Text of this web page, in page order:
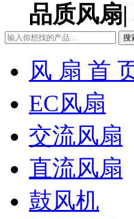
品质风扇
搜
风 扇 首
EC风扇
交流风扇
直流风扇
鼓风机